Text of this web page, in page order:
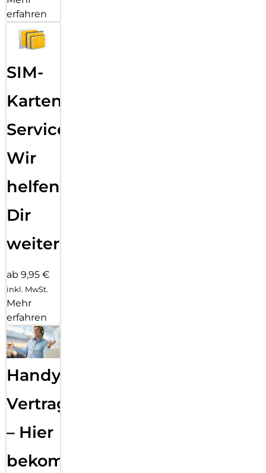
erfahren
SIM-
Karten
Service:
Wir
helfen
Dir
weiter
ab 9,95 €
inkl. MwSt.
Mehr
erfahren
Handy
Vertragsabwicklung
– Hier
bekommst